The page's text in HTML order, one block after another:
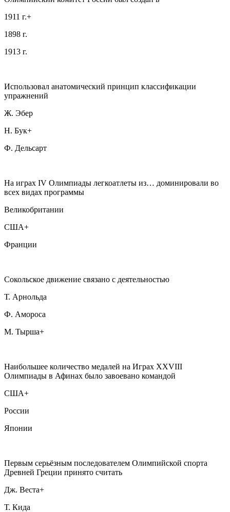
1911 г.+
1898 г.
1913 г.
Использовал анатомический принцип классификации
упражнений
Ж. Эбер
Н. Бук+
Ф. Дельсарт
На играх IV Олимпиады легкоатлеты из… доминировали во
всех видах программы
Великобритании
США+
Франции
Сокольское движение связано с деятельностью
Т. Арнольда
Ф. Амороса
М. Тырша+
Наибольшее количество медалей на Играх XXVIII
Олимпиады в Афинах было завоевано командой
США+
России
Японии
Первым серьёзным последователем Олимпийской спорта
Древней Греции принято считать
Дж. Веста+
Т. Кида